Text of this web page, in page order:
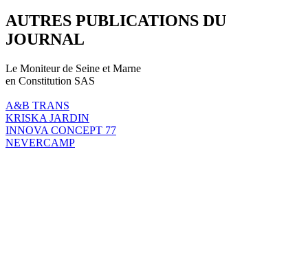
AUTRES PUBLICATIONS DU
JOURNAL
Le Moniteur de Seine et Marne
en Constitution SAS
A&B TRANS
KRISKA JARDIN
INNOVA CONCEPT 77
NEVERCAMP